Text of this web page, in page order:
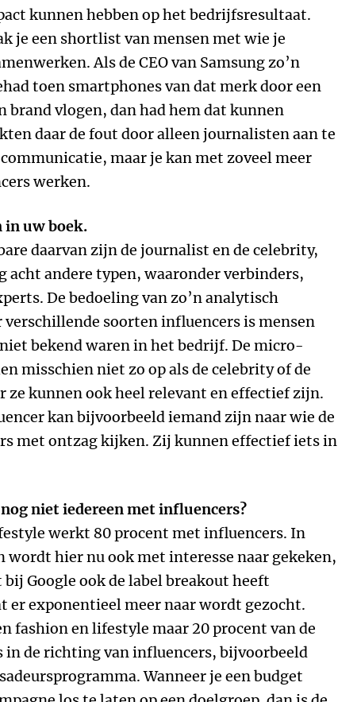
kunnen hebben op het bedrijfsresultaat.
je een shortlist van mensen met wie je
Als de CEO van Samsung zo’n
toen smartphones van dat merk door een
brand vlogen, dan had hem dat kunnen
daar de fout door alleen journalisten aan te
maar je kan met zoveel meer
werken.
in uw boek.
daarvan zijn de journalist en de celebrity,
acht andere typen, waaronder verbinders,
De bedoeling van zo’n analytisch
verschillende soorten influencers is mensen
bekend waren in het bedrijf. De micro-
misschien niet zo op als de celebrity of de
ze kunnen ook heel relevant en effectief zijn.
kan bijvoorbeeld iemand zijn naar wie de
met ontzag kijken. Zij kunnen effectief iets in
niet iedereen met influencers?
werkt 80 procent met influencers. In
wordt hier nu ook met interesse naar gekeken,
bij Google ook de label breakout heeft
er exponentieel meer naar wordt gezocht.
fashion en lifestyle maar 20 procent van de
in de richting van influencers, bijvoorbeeld
Wanneer je een budget